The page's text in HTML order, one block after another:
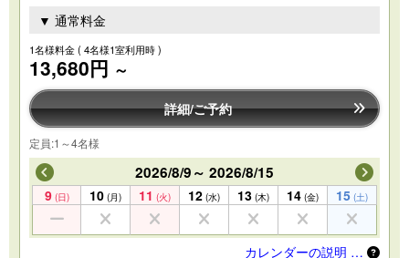
▼ 通常料金
1名様料金( 4名様1室利用時 )
13,680円 ～
詳細/ご予約
定員:1～4名様
2026/8/9～ 2026/8/15
9 (日) 10 (月) 11 (火) 12 (水) 13 (木) 14 (金) 15 (土)
カレンダーの説明 …